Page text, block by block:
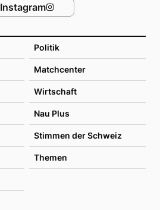
Politik
Matchcenter
Wirtschaft
Nau Plus
Stimmen der Schweiz
Themen
Instagram